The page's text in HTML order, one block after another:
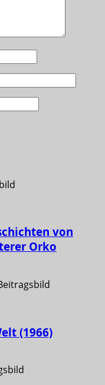
von
Orko
(1966)